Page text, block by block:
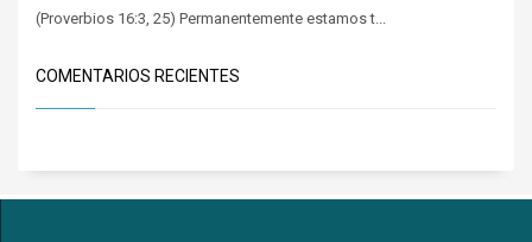
(Proverbios 16:3, 25) Permanentemente estamos t...
COMENTARIOS RECIENTES